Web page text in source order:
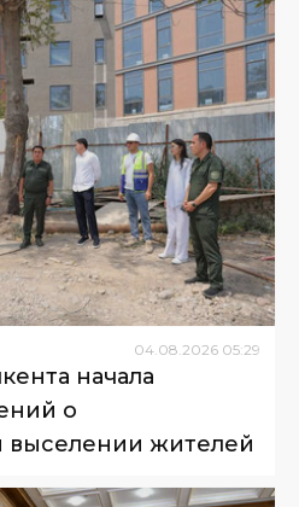
04.08.2026 05:29
начала
о
выселении жителей